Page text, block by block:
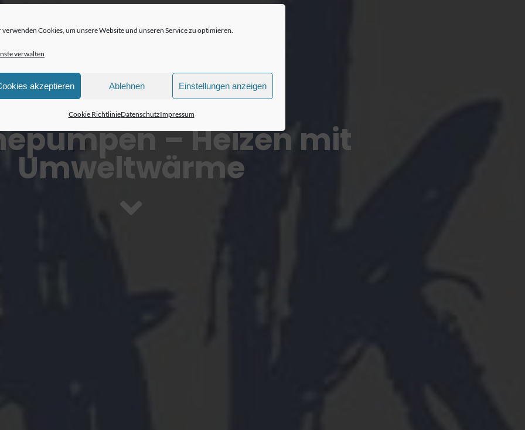
verwenden Cookies, um unsere Website und unseren Service zu optimieren.
verwalten
akzeptieren Ablehnen Einstellungen anzeigen
Cookie RichtlinieDatenschutzImpressum
– Heizen mit
Umweltwärme